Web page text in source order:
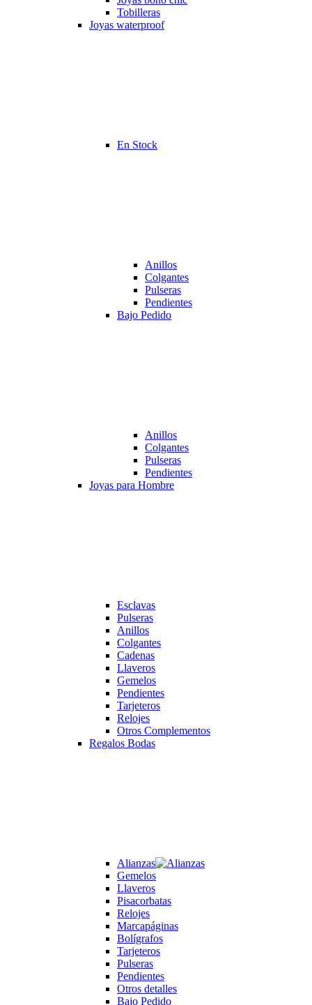
Tobilleras
Joyas waterproof
En Stock
Anillos
Colgantes
Pulseras
Pendientes
Bajo Pedido
Anillos
Colgantes
Pulseras
Pendientes
Joyas para Hombre
Esclavas
Pulseras
Anillos
Colgantes
Cadenas
Llaveros
Gemelos
Pendientes
Tarjeteros
Relojes
Otros Complementos
Regalos Bodas
Alianzas
Gemelos
Llaveros
Pisacorbatas
Relojes
Marcapáginas
Bolígrafos
Tarjeteros
Pulseras
Pendientes
Otros detalles
Bajo Pedido